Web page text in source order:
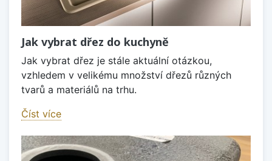
Jak vybrat dřez do kuchyně
Jak vybrat dřez je stále aktuální otázkou,
vzhledem v velikému množství dřezů různých
tvarů a materiálů na trhu.
Číst více